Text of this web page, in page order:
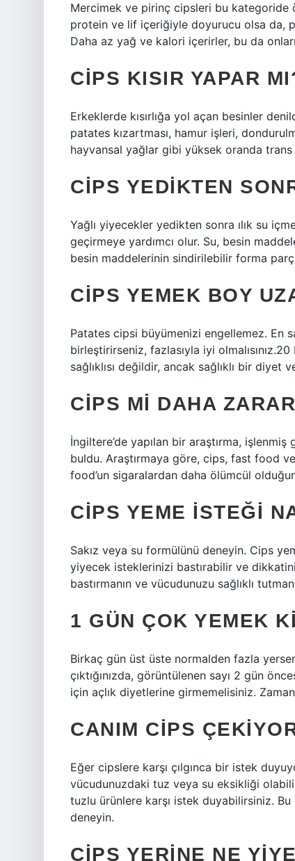
Mercimek ve pirinç cipsleri bu kategoride
protein ve lif içeriğiyle doyurucu olsa da,
Daha az yağ ve kalori içerirler, bu da
CIPS KISIR YAPAR
Erkeklerde kısırlığa yol açan besinler
patates kızartması, hamur işleri,
hayvansal yağlar gibi yüksek oranda
CIPS YEDIKTEN
Yağlı yiyecekler yedikten sonra ılık su
geçirmeye yardımcı olur. Su, besin
besin maddelerinin sindirilebilir forma
CIPS YEMEK BOY
Patates cipsi büyümenizi engellemez. En
birleştirirseniz, fazlasıyla iyi
sağlıklısı değildir, ancak sağlıklı bir diyet
CIPS MI DAHA
İngiltere’de yapılan bir araştırma,
buldu. Araştırmaya göre, cips, fast food
food’un sigaralardan daha ölümcül
CIPS YEME ISTEĞI
Sakız veya su formülünü deneyin. Cips
yiyecek isteklerinizi bastırabilir ve
bastırmanın ve vücudunuzu sağlıklı
1 GÜN ÇOK YEMEK
Birkaç gün üst üste normalden fazla
çıktığınızda, görüntülenen sayı 2 gün
için açlık diyetlerine girmemelisiniz. Zaman
CANIM CIPS
Eğer cipslere karşı çılgınca bir istek
vücudunuzdaki tuz veya su eksikliği
tuzlu ürünlere karşı istek duyabilirsiniz.
deneyin.
CIPS YERINE NE